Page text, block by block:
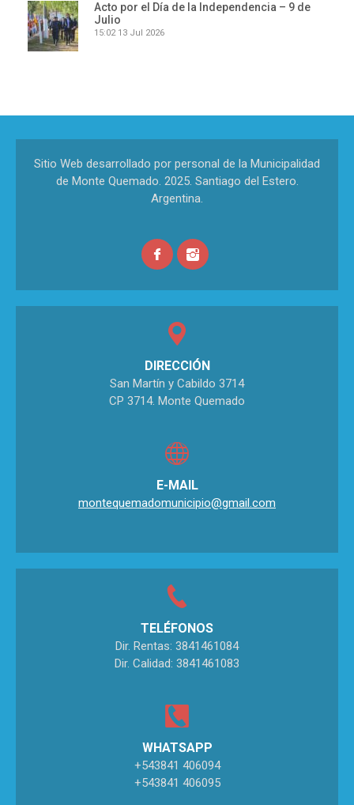
Acto por el Día de la Independencia – 9 de
Julio
15:02 13 Jul 2026
Sitio Web desarrollado por personal de la Municipalidad
de Monte Quemado. 2025. Santiago del Estero.
Argentina.
DIRECCIÓN
San Martín y Cabildo 3714
CP 3714. Monte Quemado
E-MAIL
montequemadomunicipio@gmail.com
TELÉFONOS
Dir. Rentas: 3841461084
Dir. Calidad: 3841461083
WHATSAPP
+543841 406094
+543841 406095